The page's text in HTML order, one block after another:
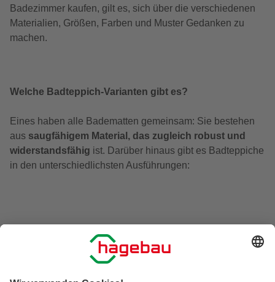
Badezimmer kaufen, gilt es, sich über die verschiedenen
Materialien, Größen, Farben und Muster Gedanken zu
machen.
Welche Badteppich-Varianten gibt es?
Eines haben alle Badematten gemeinsam: Sie bestehen
aus saugfähigem Material, das zugleich robust und
widerstandsfähig ist. Darüber hinaus gibt es Badteppiche
in den unterschiedlichsten Ausführungen:
unifarben oder mit Muster